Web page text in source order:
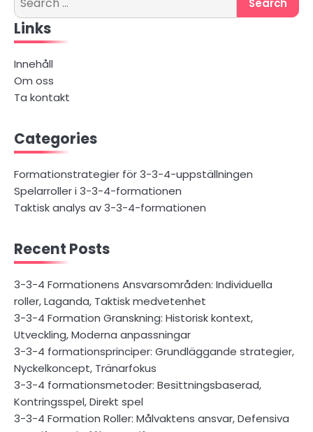
for:
Links
Innehåll
Om oss
Ta kontakt
Categories
Formationstrategier för 3-3-4-uppställningen
Spelarroller i 3-3-4-formationen
Taktisk analys av 3-3-4-formationen
Recent Posts
3-3-4 Formationens Ansvarsområden: Individuella
roller, Laganda, Taktisk medvetenhet
3-3-4 Formation Granskning: Historisk kontext,
Utveckling, Moderna anpassningar
3-3-4 formationsprinciper: Grundläggande strategier,
Nyckelkoncept, Tränarfokus
3-3-4 formationsmetoder: Besittningsbaserad,
Kontringsspel, Direkt spel
3-3-4 Formation Roller: Målvaktens ansvar, Defensiva